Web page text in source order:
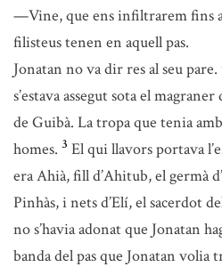
—Vine, que ens infiltrarem fins
filisteus tenen en aquell pas.
Jonatan no va dir res al seu pare.
s’estava assegut sota el
de Guibà. La tropa que tenia
homes. 3 El qui llavors portava
era Ahià, fill d’Ahitub, el germà
Pinhàs, i nets d’Elí, el sacerdot
no s’havia adonat que Jonatan
banda del pas que Jonatan volia